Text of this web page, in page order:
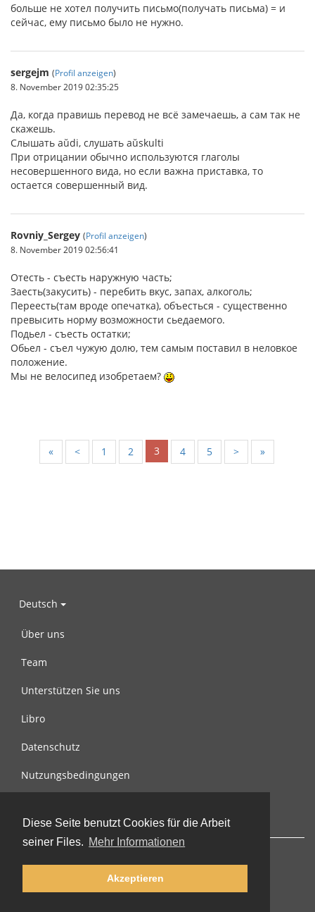
Diese Seite benutzt Cookies für die Arbeit
seiner Files. Mehr Informationen
Akzeptieren
больше не хотел получить письмо(получать письма) = и
сейчас, ему письмо было не нужно.
sergejm (Profil anzeigen)
8. November 2019 02:35:25
Да, когда правишь перевод не всё замечаешь, а сам так не
скажешь.
Слышать aŭdi, слушать aŭskulti
При отрицании обычно используются глаголы
несовершенного вида, но если важна приставка, то
остается совершенный вид.
Rovniy_Sergey (Profil anzeigen)
8. November 2019 02:56:41
Отесть - съесть наружную часть;
Заесть(закусить) - перебить вкус, запах, алкоголь;
Переесть(там вроде опечатка), объесться - существенно
превысить норму возможности сьедаемого.
Подьел - съесть остатки;
Обьел - съел чужую долю, тем самым поставил в неловкое
положение.
Мы не велосипед изобретаем?
« < 1 2 3 4 5 > »
Deutsch
Über uns
Team
Unterstützen Sie uns
Libro
Datenschutz
Nutzungsbedingungen
© 2002-2026 lernu.net |Impressum